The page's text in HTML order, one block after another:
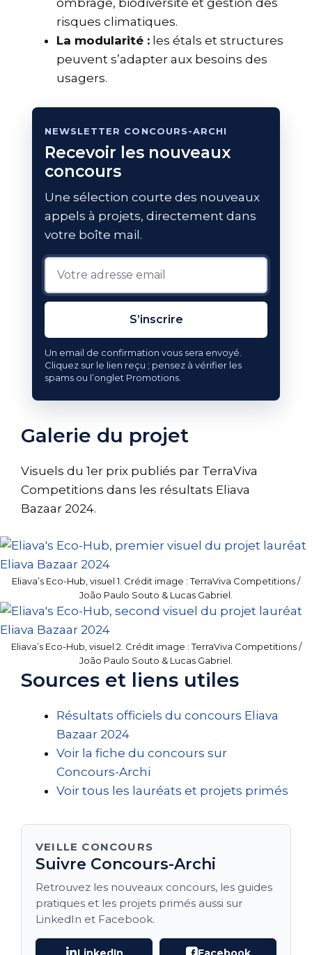
ombrage, biodiversité et gestion des
risques climatiques.
La modularité : les étals et structures
peuvent s’adapter aux besoins des
usagers.
NEWSLETTER CONCOURS-ARCHI
Recevoir les nouveaux
concours
Une sélection courte des nouveaux
appels à projets, directement dans
votre boîte mail.
S’inscrire
Un email de confirmation vous sera envoyé.
Cliquez sur le lien reçu ; pensez à vérifier les
spams ou l’onglet Promotions.
Galerie du projet
Visuels du 1er prix publiés par TerraViva
Competitions dans les résultats Eliava
Bazaar 2024.
Eliava’s Eco-Hub, visuel 1. Crédit image : TerraViva Competitions /
João Paulo Souto & Lucas Gabriel.
Eliava’s Eco-Hub, visuel 2. Crédit image : TerraViva Competitions /
João Paulo Souto & Lucas Gabriel.
Sources et liens utiles
Résultats officiels du concours Eliava
Bazaar 2024
Voir la fiche du concours sur
Concours-Archi
Voir tous les lauréats et projets primés
VEILLE CONCOURS
Suivre Concours-Archi
Retrouvez les nouveaux concours, les guides
pratiques et les projets primés aussi sur
LinkedIn et Facebook.